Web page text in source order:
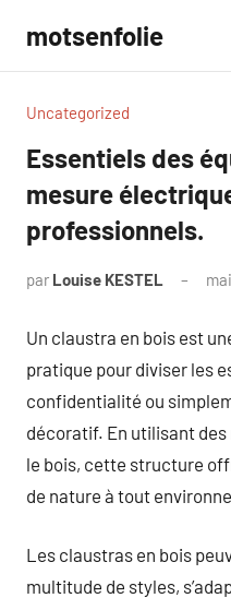
contenu
motsenfolie
Uncategorized
Essentiels des
mesure
professionnels.
par Louise KESTEL
Un claustra en bois est
pratique pour diviser les
confidentialité ou
décoratif. En utilisant
le bois, cette structure
de nature à tout
Les claustras en bois
multitude de styles,